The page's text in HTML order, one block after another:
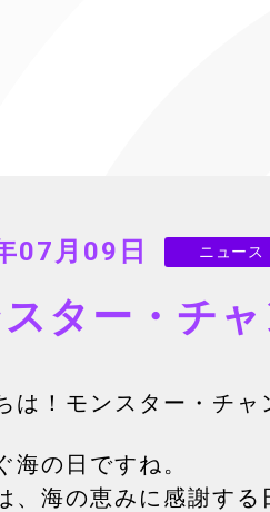
07月09日 ニュース
ター・チ
は！モンスター・チャ
海の日ですね。
、海の恵みに感謝す